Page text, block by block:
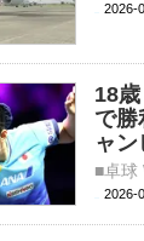
2026-
18
で勝
ャン
2026-